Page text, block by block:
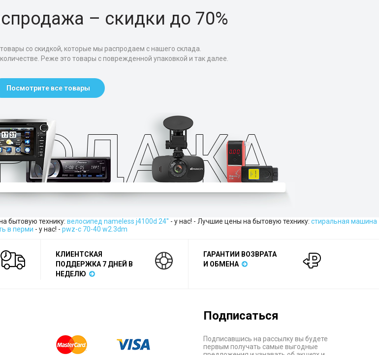
– скидки до 70%
со скидкой, которые мы распродаем с нашего склада.
Реже это товары с поврежденной упаковкой и так далее.
Посмотрите все товары
бытовую технику: велосипед nameless j4100d 24'' - у нас! - Лучшие цены на бытовую технику: стиральная машина
в перми - у нас! - pwz-c 70-40 w2.3dm
КЛИЕНТСКАЯ
ПОДДЕРЖКА 7 ДНЕЙ В
НЕДЕЛЮ
ГАРАНТИИ ВОЗВРАТА
И ОБМЕНА
Подписаться
Подписавшись на рассылку вы будете
первым получать самые выгодные